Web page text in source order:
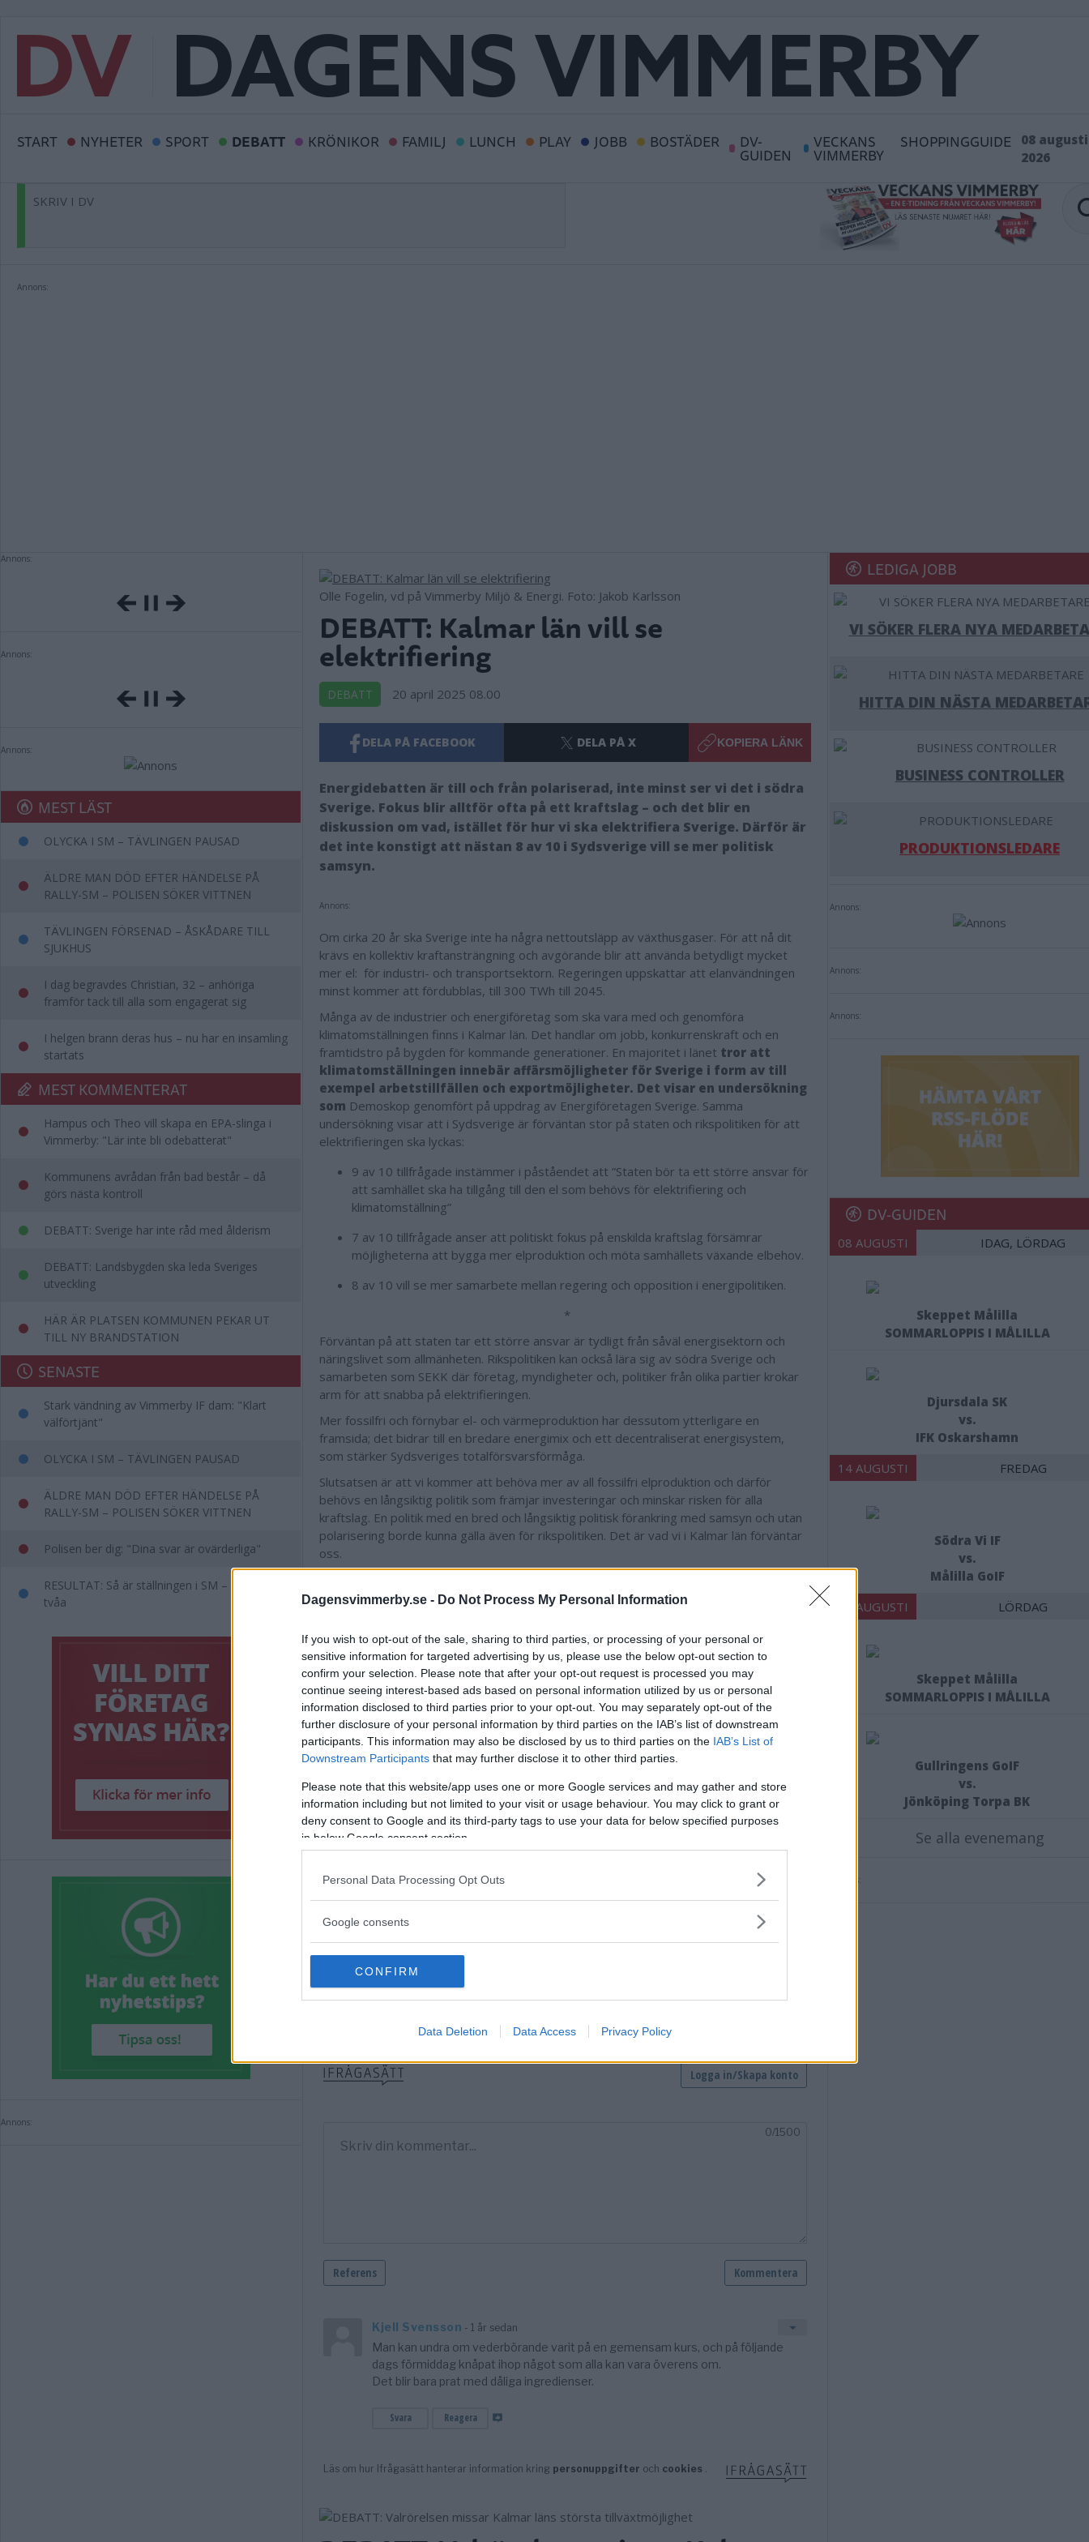
Dagensvimmerby.se - Do Not Process My Personal Information
If you wish to opt-out of the sale, sharing to third parties, or processing of your personal or
sensitive information for targeted advertising by us, please use the below opt-out section to
confirm your selection. Please note that after your opt-out request is processed you may
continue seeing interest-based ads based on personal information utilized by us or personal
information disclosed to third parties prior to your opt-out. You may separately opt-out of the
further disclosure of your personal information by third parties on the IAB’s list of downstream
participants. This information may also be disclosed by us to third parties on the IAB’s List of
Downstream Participants that may further disclose it to other third parties.
Please note that this website/app uses one or more Google services and may gather and store
information including but not limited to your visit or usage behaviour. You may click to grant or
deny consent to Google and its third-party tags to use your data for below specified purposes
in below Google consent section.
Personal Data Processing Opt Outs
Google consents
CONFIRM
Data Deletion Data Access Privacy Policy
START NYHETER SPORT DEBATT KRÖNIKOR FAMILJ LUNCH PLAY JOBB BOSTÄDER DV-
GUIDEN
VECKANS
VIMMERBY
SHOPPINGGUIDE
08 augusti
2026
SKRIV I DV
Annons:
Annons:
Annons:
Annons:
MEST LÄST
OLYCKA I SM – TÄVLINGEN PAUSAD
ÄLDRE MAN DÖD EFTER HÄNDELSE PÅ
RALLY-SM – POLISEN SÖKER VITTNEN
TÄVLINGEN FÖRSENAD – ÅSKÅDARE TILL
SJUKHUS
I dag begravdes Christian, 32 – anhöriga
framför tack till alla som engagerat sig
I helgen brann deras hus – nu har en insamling
startats
MEST KOMMENTERAT
Hampus och Theo vill skapa en EPA-slinga i
Vimmerby: "Lär inte bli odebatterat"
Kommunens avrådan från bad består – då
görs nästa kontroll
DEBATT: Sverige har inte råd med ålderism
DEBATT: Landsbygden ska leda Sveriges
utveckling
HÄR ÄR PLATSEN KOMMUNEN PEKAR UT
TILL NY BRANDSTATION
SENASTE
Stark vändning av Vimmerby IF dam: "Klart
välförtjänt"
OLYCKA I SM – TÄVLINGEN PAUSAD
ÄLDRE MAN DÖD EFTER HÄNDELSE PÅ
RALLY-SM – POLISEN SÖKER VITTNEN
Polisen ber dig: "Dina svar är ovärderliga"
RESULTAT: Så är ställningen i SM – Fransson
tvåa
Annons:
Olle Fogelin, vd på Vimmerby Miljö & Energi. Foto: Jakob Karlsson
DEBATT: Kalmar län vill se
elektrifiering
DEBATT 20 april 2025 08.00
DELA PÅ FACEBOOK DELA PÅ X KOPIERA LÄNK
Energidebatten är till och från polariserad, inte minst ser vi det i södra
Sverige. Fokus blir alltför ofta på ett kraftslag – och det blir en
diskussion om vad, istället för hur vi ska elektrifiera Sverige. Därför är
det inte konstigt att nästan 8 av 10 i Sydsverige vill se mer politisk
samsyn.
Annons:
Om cirka 20 år ska Sverige inte ha några nettoutsläpp av växthusgaser. För att nå dit
krävs en kollektiv kraftansträngning och avgörande blir att använda betydligt mycket
mer el: för industri- och transportsektorn. Regeringen uppskattar att elanvändningen
minst kommer att fördubblas, till 300 TWh till 2045.
Många av de industrier och energiföretag som ska vara med och genomföra
klimatomställningen finns i Kalmar län. Det handlar om jobb, konkurrenskraft och en
framtidstro på bygden för kommande generationer. En majoritet i länet tror att
klimatomställningen innebär affärsmöjligheter för Sverige i form av till
exempel arbetstillfällen och exportmöjligheter. Det visar en undersökning
som Demoskop genomfört på uppdrag av Energiföretagen Sverige. Samma
undersökning visar att i Sydsverige är förväntan stor på staten och rikspolitiken för att
elektrifieringen ska lyckas:
9 av 10 tillfrågade instämmer i påståendet att ”Staten bör ta ett större ansvar för
att samhället ska ha tillgång till den el som behövs för elektrifiering och
klimatomställning”
7 av 10 tillfrågade anser att politiskt fokus på enskilda kraftslag försämrar
möjligheterna att bygga mer elproduktion och möta samhällets växande elbehov.
8 av 10 vill se mer samarbete mellan regering och opposition i energipolitiken.
*
Förväntan på att staten tar ett större ansvar är tydligt från såväl energisektorn och
näringslivet som allmänheten. Rikspolitiken kan också lära sig av södra Sverige och
samarbeten som SEKK där företag, myndigheter och, politiker från olika partier krokar
arm för att snabba på elektrifieringen.
Mer fossilfri och förnybar el- och värmeproduktion har dessutom ytterligare en
framsida; det bidrar till en bredare energimix och ett decentraliserat energisystem,
som stärker Sydsveriges totalförsvarsförmåga.
Slutsatsen är att vi kommer att behöva mer av all fossilfri elproduktion och därför
behövs en långsiktig politik som främjar investeringar och minskar risken för alla
kraftslag. En politik med en bred och långsiktig politisk förankring med samsyn och utan
polarisering borde kunna gälla även för rikspolitiken. Det är vad vi i Kalmar län förväntar
oss.
Olle Fogelin, VD Vimmerby Energi
Tobias Ulvesjö, VD Torsnet AB
Anna Axelsson, VD Oskarshamn Energi AB
Sezgin Kadir, VD och koncernchef Kraftringen AB
Markus Wertwein Ros, VD Emmaboda Elnät AB
Peter Hjalmar, regionchef E.ON
Annons:
Annons:
Annons:
DELA PÅ FACEBOOK
Kommentera
LEDIGA JOBB
VI SÖKER FLERA NYA
HITTA DIN NÄSTA
BUSINESS CONTROLLER
PRODUKTIONSLEDARE
Annons:
Annons:
Annons:
DV-GUIDEN
08 AUGUSTI IDAG, LÖRDAG
Skeppet Målilla
SOMMARLOPPIS I MÅLILLA
Djursdala SK
vs.
IFK Oskarshamn
14 AUGUSTI FREDAG
Södra Vi IF
vs.
Målilla GoIF
15 AUGUSTI LÖRDAG
Skeppet Målilla
SOMMARLOPPIS I MÅLILLA
Gullringens GoIF
vs.
Jönköping Torpa BK
Se alla evenemang
Annons: